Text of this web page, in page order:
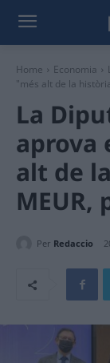
Home Economia
"més alt de la
La
aprova
alt de
Per Redaccio